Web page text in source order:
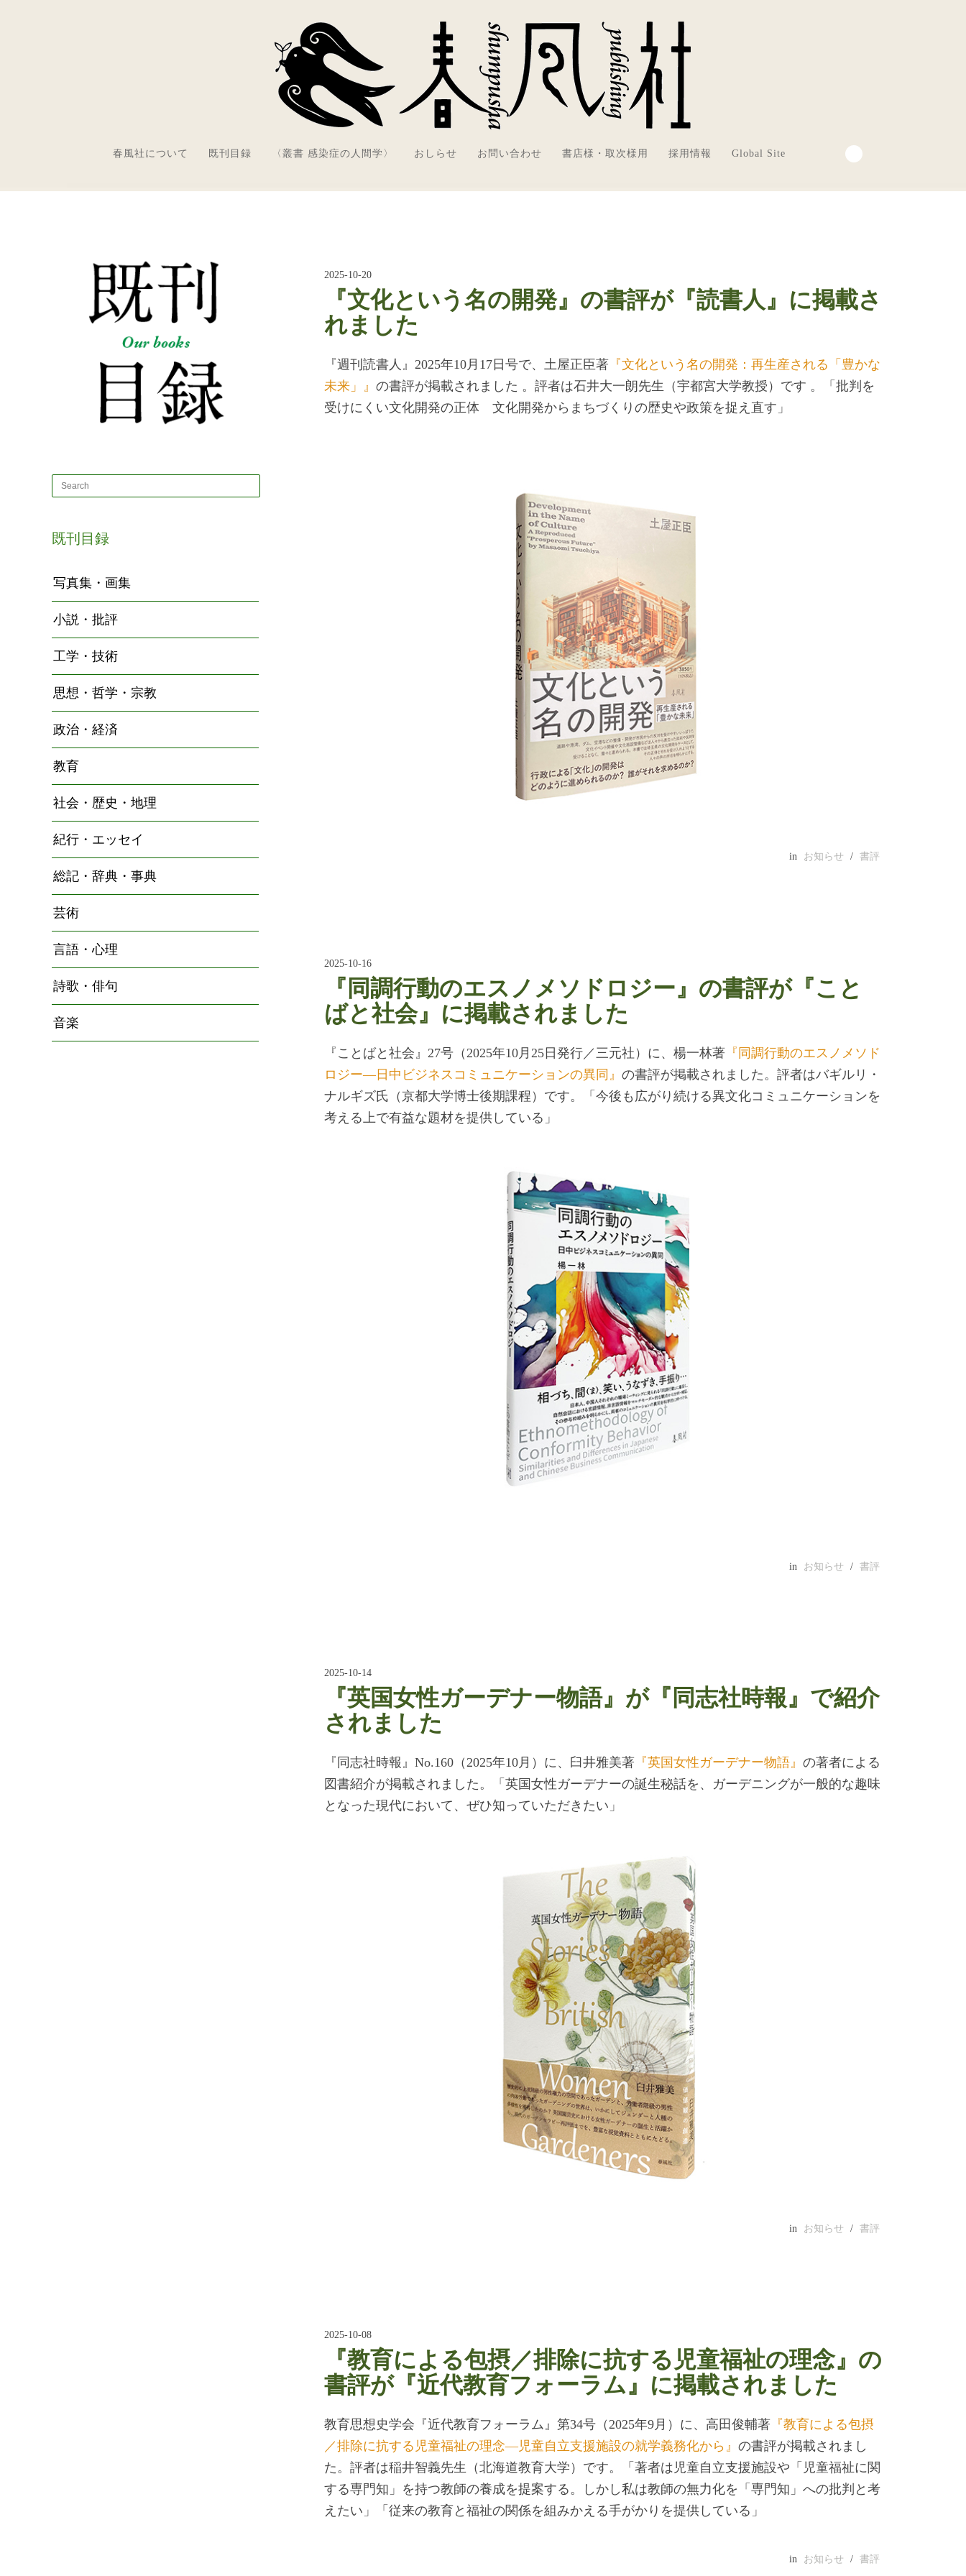
春風社について 既刊目録 〈叢書 感染症の人間学〉 おしらせ お問い合わせ 書店様・取次様用 採用情報 Global Site
2025-10-20
『文化という名の開発』の書評が『読書人』に掲載さ
れました
『週刊読書人』2025年10月17日号で、土屋正臣著 『文化という名の開発：再生産される「豊かな
未来」』の書評が掲載されました 。評者は石井大一朗先生（宇都宮大学教授）です 。「批判を
受けにくい文化開発の正体 文化開発からまちづくりの歴史や政策を捉え直す」
in お知らせ / 書評
2025-10-16
『同調行動のエスノメソドロジー』の書評が『こと
ばと社会』に掲載されました
『ことばと社会』27号（2025年10月25日発行／三元社）に、楊一林著 『同調行動のエスノメソド
ロジー―日中ビジネスコミュニケーションの異同』の書評が掲載されました。評者はバギルリ・
ナルギズ氏（京都大学博士後期課程）です。「今後も広がり続ける異文化コミュニケーションを
考える上で有益な題材を提供している」
in お知らせ / 書評
2025-10-14
『英国女性ガーデナー物語』が『同志社時報』で紹介
されました
『同志社時報』No.160（2025年10月）に、臼井雅美著 『英国女性ガーデナー物語』の著者による
図書紹介が掲載されました。「英国女性ガーデナーの誕生秘話を、ガーデニングが一般的な趣味
となった現代において、ぜひ知っていただきたい」
in お知らせ / 書評
2025-10-08
『教育による包摂／排除に抗する児童福祉の理念』の
書評が『近代教育フォーラム』に掲載されました
教育思想史学会『近代教育フォーラム』第34号（2025年9月）に、高田俊輔著 『教育による包摂
／排除に抗する児童福祉の理念―児童自立支援施設の就学義務化から』の書評が掲載されまし
た。評者は稲井智義先生（北海道教育大学）です。「著者は児童自立支援施設や「児童福祉に関
する専門知」を持つ教師の養成を提案する。しかし私は教師の無力化を「専門知」への批判と考
えたい」「従来の教育と福祉の関係を組みかえる手がかりを提供している」
in お知らせ / 書評
既刊目録
写真集・画集
小説・批評
工学・技術
思想・哲学・宗教
政治・経済
教育
社会・歴史・地理
紀行・エッセイ
総記・辞典・事典
芸術
言語・心理
詩歌・俳句
音楽